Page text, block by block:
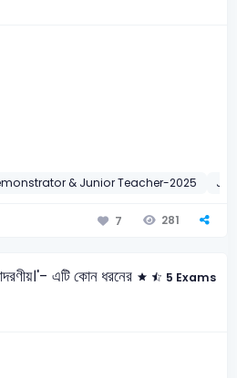
& Junior Teacher-2025 JB
7 281
এটি কোন ধরনের
5 Exams